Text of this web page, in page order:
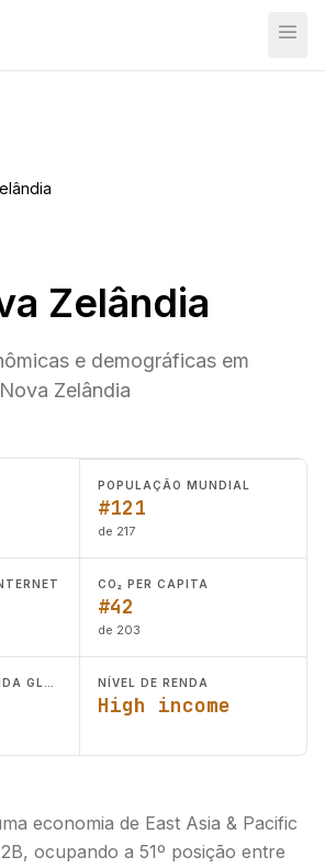
Zelândia
e demográficas em
Zelândia
POPULAÇÃO MUNDIAL
#121
de 217
CO₂ PER CAPITA
#42
de 203
NÍVEL DE RENDA
High income
economia de East Asia & Pacific
ocupando a 51º posição entre